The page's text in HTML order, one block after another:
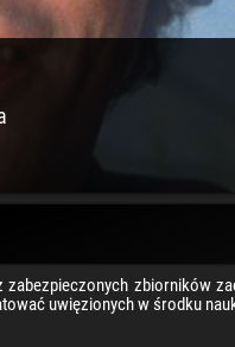
zbiorników
uwięzionych w środku